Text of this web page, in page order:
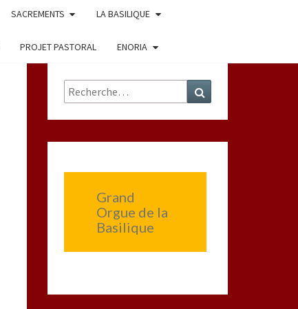
SACREMENTS LA BASILIQUE
PROJET PASTORAL ENORIA
Rechercher :
Grand
Orgue de la
Basilique